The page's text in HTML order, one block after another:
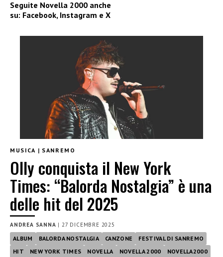
Seguite Novella 2000 anche
su: Facebook, Instagram e X
MUSICA | SANREMO
Olly conquista il New York
Times: “Balorda Nostalgia” è una
delle hit del 2025
ANDREA SANNA |27 DICEMBRE 2025
ALBUM BALORDA NOSTALGIA CANZONE
FESTIVAL DI SANREMO
HIT
NEW YORK TIMES NOVELLA NOVELLA 2000
NOVELLA2000